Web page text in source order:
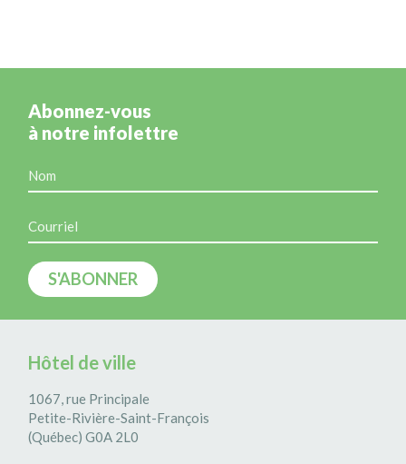
Abonnez-vous
à notre infolettre
Hôtel de ville
1067, rue Principale
Petite-Rivière-Saint-François
(Québec) G0A 2L0